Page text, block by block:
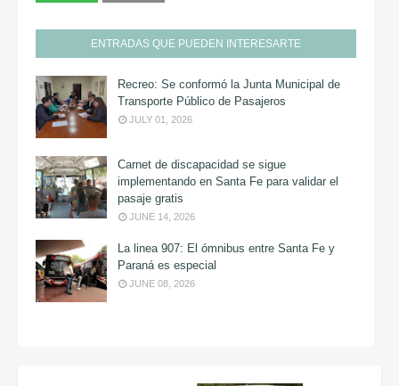
ENTRADAS QUE PUEDEN INTERESARTE
Recreo: Se conformó la Junta Municipal de
Transporte Público de Pasajeros
JULY 01, 2026
Carnet de discapacidad se sigue
implementando en Santa Fe para validar el
pasaje gratis
JUNE 14, 2026
La linea 907: El ómnibus entre Santa Fe y
Paraná es especial
JUNE 08, 2026